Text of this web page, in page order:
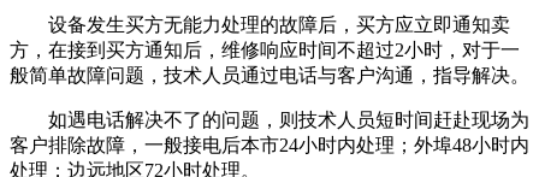
设备发生买方无能力处理的故障后，买方应立即通知卖
方，在接到买方通知后，维修响应时间不超过2小时，对于一
般简单故障问题，技术人员通过电话与客户沟通，指导解决。
如遇电话解决不了的问题，则技术人员短时间赶赴现场为
客户排除故障，一般接电后本市24小时内处理；外埠48小时内
处理；边远地区72小时处理。